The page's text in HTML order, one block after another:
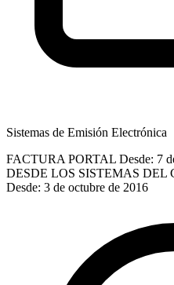
Sistemas de Emisión Electrónica
FACTURA PORTAL Desde: 7
DESDE LOS SISTEMAS
Desde: 3 de octubre de 2016